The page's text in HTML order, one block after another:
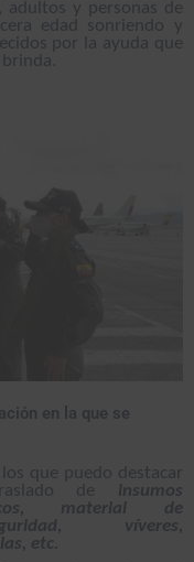
adultos y personas de
edad sonriendo y
por la ayuda que
en la que se
que puedo destacar
de
insumos
material de
víveres,
etc.